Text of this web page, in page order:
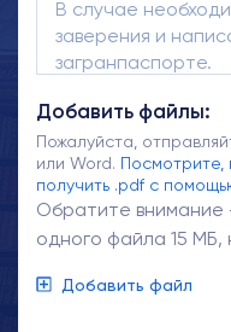
Добавить файлы:
Пожалуйста,
или Word. Посмотрите,
получить .pdf с
Обратите внимание
одного файла 15 МБ,
Добавить файл